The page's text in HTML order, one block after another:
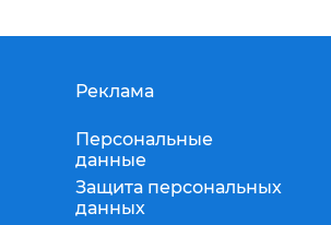
Реклама
Персональные
данные
Защита персональных
данных